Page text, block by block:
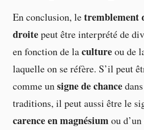
En conclusion, letremblement
droitepeut être interprété de
en fonction de lacultureou de
laquelle on se réfère. S’il peut
comme unsigne de chance
traditions, il peut aussi être le
carence en magnésiumou d’un